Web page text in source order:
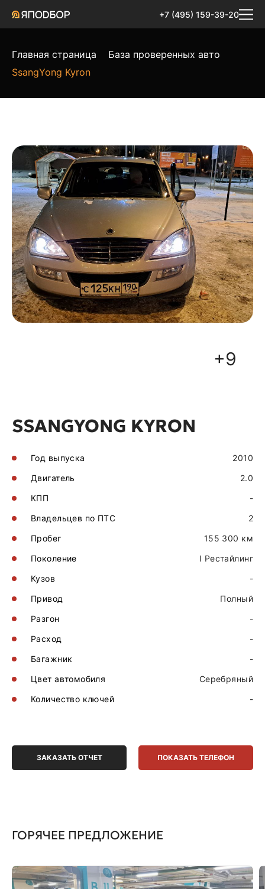
+7 (495) 159-39-20
Главная страница
База проверенных авто
SsangYong Kyron
+9
SSANGYONG KYRON
Год выпуска
2010
Двигатель
2.0
КПП
-
Владельцев по ПТС
2
Пробег
155 300 км
Поколение
I Рестайлинг
Кузов
-
Привод
Полный
Разгон
-
Расход
-
Багажник
-
Цвет автомобиля
Серебряный
Количество ключей
-
ЗАКАЗАТЬ ОТЧЕТ ПОКАЗАТЬ ТЕЛЕФОН
ГОРЯЧЕЕ ПРЕДЛОЖЕНИЕ